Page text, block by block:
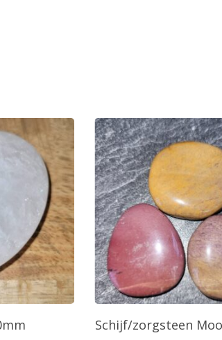
Toevoegen Aan
Schijf/zorgsteen